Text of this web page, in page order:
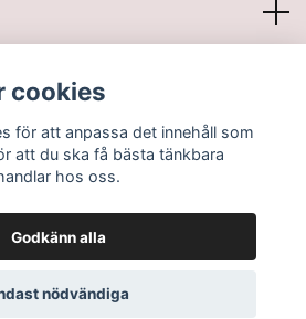
www.minikottarna.se
cookies
för att anpassa det innehåll som
att du ska få bästa tänkbara
hos oss.
Godkänn alla
nödvändiga